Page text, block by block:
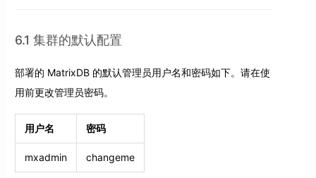
6.1 集群的默认配置
部署的 MatrixDB 的默认管理员用户名和密码如下。请在使
用前更改管理员密码。
用户名 密码
mxadmin changeme